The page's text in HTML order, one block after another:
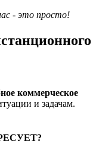
- это просто!
коммерческое
и задачам.